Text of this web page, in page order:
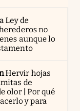
Ley de
no
aunque lo
Hervir hojas
de
olor | Por qué
y para